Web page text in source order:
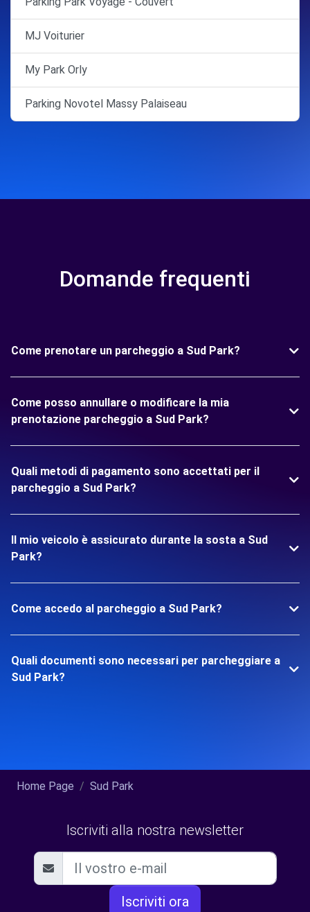
MJ Voiturier
My Park Orly
Parking Novotel Massy Palaiseau
Domande frequenti
Come prenotare un parcheggio a Sud Park?
Come posso annullare o modificare la mia
prenotazione parcheggio a Sud Park?
Quali metodi di pagamento sono accettati per il
parcheggio a Sud Park?
Il mio veicolo è assicurato durante la sosta a Sud
Park?
Come accedo al parcheggio a Sud Park?
Quali documenti sono necessari per parcheggiare a
Sud Park?
Home Page Sud Park
Iscriviti alla nostra newsletter
Iscriviti ora